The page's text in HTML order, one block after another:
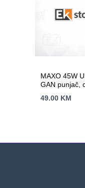
MAXO 45W
GAN punjač,
49.00 KM